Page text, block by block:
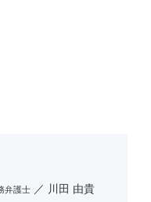
弁護士 川田 由貴